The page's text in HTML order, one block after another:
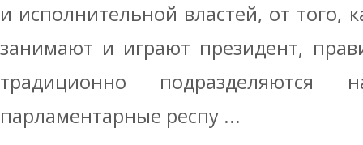
и исполнительной властей, от того,
занимают и играют президент,
традиционно подразделяются
парламентарные респу ...